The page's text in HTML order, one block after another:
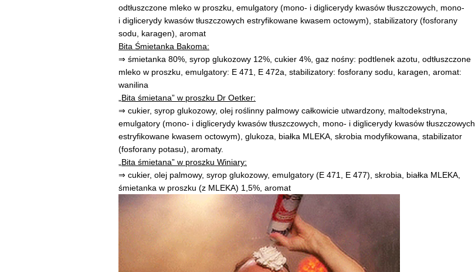
odtłuszczone mleko w proszku, emulgatory (mono- i diglicerydy kwasów tłuszczowych, mono-
i diglicerydy kwasów tłuszczowych estryfikowane kwasem octowym), stabilizatory (fosforany
sodu, karagen), aromat
Bita Śmietanka Bakoma:
⇒ śmietanka 80%, syrop glukozowy 12%, cukier 4%, gaz nośny: podtlenek azotu, odtłuszczone
mleko w proszku, emulgatory: E 471, E 472a, stabilizatory: fosforany sodu, karagen, aromat:
wanilina
„Bita śmietana” w proszku Dr Oetker:
⇒ cukier, syrop glukozowy, olej roślinny palmowy całkowicie utwardzony, maltodekstryna,
emulgatory (mono- i diglicerydy kwasów tłuszczowych, mono- i diglicerydy kwasów tłuszczowych
estryfikowane kwasem octowym), glukoza, białka MLEKA, skrobia modyfikowana, stabilizator
(fosforany potasu), aromaty.
„Bita śmietana” w proszku Winiary:
⇒ cukier, olej palmowy, syrop glukozowy, emulgatory (E 471, E 477), skrobia, białka MLEKA,
śmietanka w proszku (z MLEKA) 1,5%, aromat